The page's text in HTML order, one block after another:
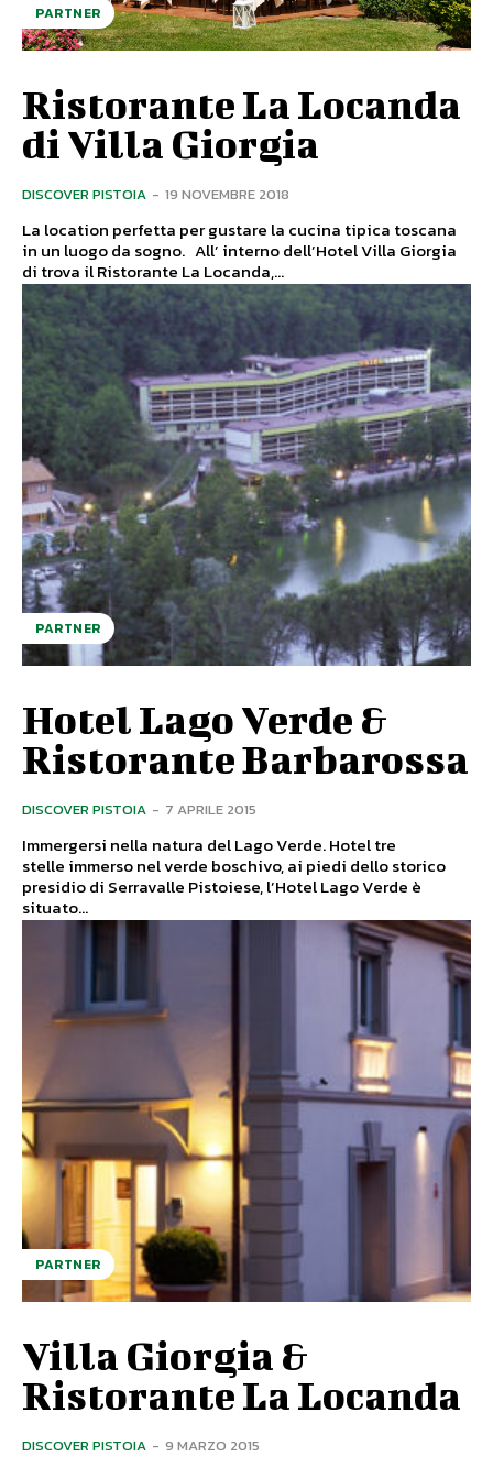
PARTNER
Ristorante La Locanda
di Villa Giorgia
DISCOVER PISTOIA - 19 NOVEMBRE 2018
La location perfetta per gustare la cucina tipica toscana
in un luogo da sogno. All’ interno dell’Hotel Villa Giorgia
di trova il Ristorante La Locanda,...
PARTNER
Hotel Lago Verde &
Ristorante Barbarossa
DISCOVER PISTOIA - 7 APRILE 2015
Immergersi nella natura del Lago Verde. Hotel tre
stelle immerso nel verde boschivo, ai piedi dello storico
presidio di Serravalle Pistoiese, l’Hotel Lago Verde è
situato...
PARTNER
Villa Giorgia &
Ristorante La Locanda
DISCOVER PISTOIA - 9 MARZO 2015